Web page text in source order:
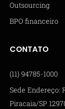
Outsourcing
BPO financeiro
CONTATO
(11) 94785-1000
Sede Endereço:
Piracaia/SP